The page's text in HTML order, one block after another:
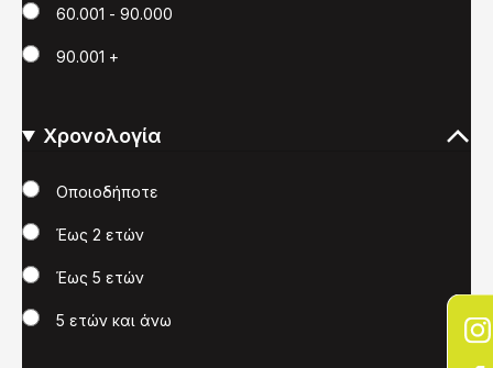
60.001 - 90.000
90.001 +
Χρονολογία
Χρονολογία
Οποιοδήποτε
Έως 2 ετών
Έως 5 ετών
5 ετών και άνω